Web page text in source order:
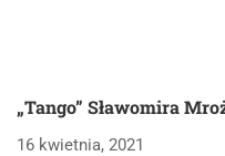
„Tango” Sławomira
16 kwietnia, 2021